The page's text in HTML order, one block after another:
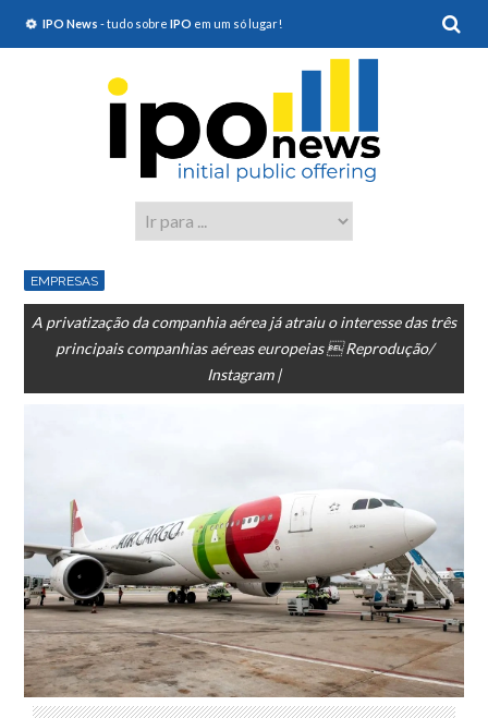
IPO News - tudo sobre IPO em um só lugar!
EMPRESAS
A privatização da companhia aérea já atraiu o interesse das três
principais companhias aéreas europeias  Reprodução/
Instagram |